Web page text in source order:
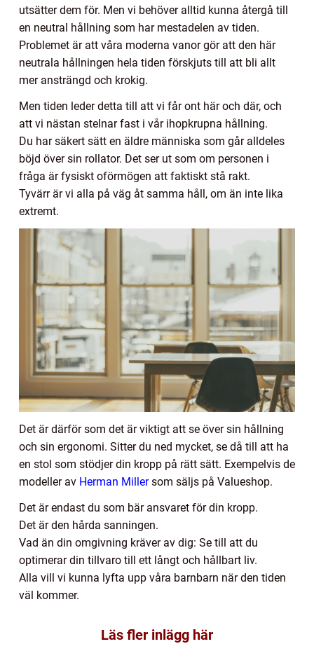
utsätter dem för. Men vi behöver alltid kunna återgå till
en neutral hållning som har mestadelen av tiden.
Problemet är att våra moderna vanor gör att den här
neutrala hållningen hela tiden förskjuts till att bli allt
mer ansträngd och krokig.
Men tiden leder detta till att vi får ont här och där, och
att vi nästan stelnar fast i vår ihopkrupna hållning.
Du har säkert sätt en äldre människa som går alldeles
böjd över sin rollator. Det ser ut som om personen i
fråga är fysiskt oförmögen att faktiskt stå rakt.
Tyvärr är vi alla på väg åt samma håll, om än inte lika
extremt.
Det är därför som det är viktigt att se över sin hållning
och sin ergonomi. Sitter du ned mycket, se då till att ha
en stol som stödjer din kropp på rätt sätt. Exempelvis de
modeller av Herman Millersom säljs på Valueshop.
Det är endast du som bär ansvaret för din kropp.
Det är den hårda sanningen.
Vad än din omgivning kräver av dig: Se till att du
optimerar din tillvaro till ett långt och hållbart liv.
Alla vill vi kunna lyfta upp våra barnbarn när den tiden
väl kommer.
Läs fler inlägg här